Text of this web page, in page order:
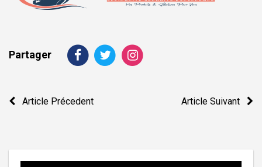
Partager
Navigation
Article Précedent Article Suivant